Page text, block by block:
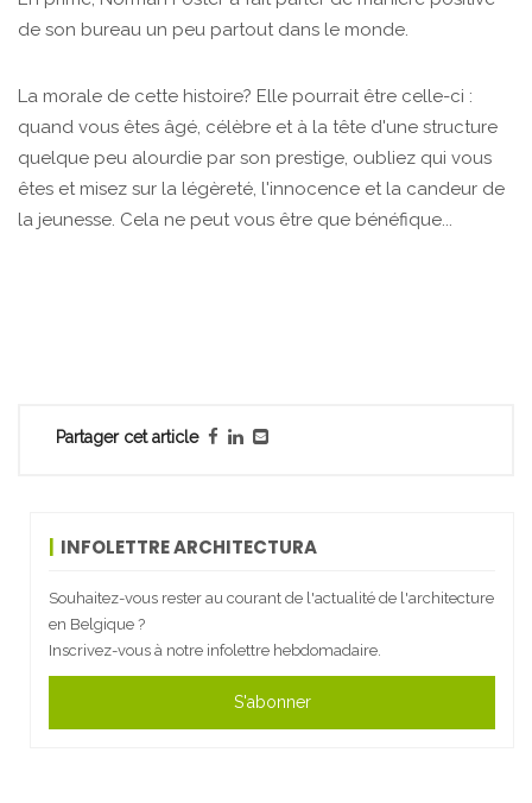
de son bureau un peu partout dans le monde.
La morale de cette histoire? Elle pourrait être celle-ci :
quand vous êtes âgé, célèbre et à la tête d'une structure
quelque peu alourdie par son prestige, oubliez qui vous
êtes et misez sur la légèreté, l'innocence et la candeur de
la jeunesse. Cela ne peut vous être que bénéfique...
Partager cet article
INFOLETTRE ARCHITECTURA
Souhaitez-vous rester au courant de l'actualité de l'architecture
en Belgique ?
Inscrivez-vous à notre infolettre hebdomadaire.
S'abonner